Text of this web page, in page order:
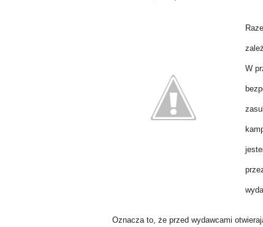
W
Oznacza to, że przed wydawcami